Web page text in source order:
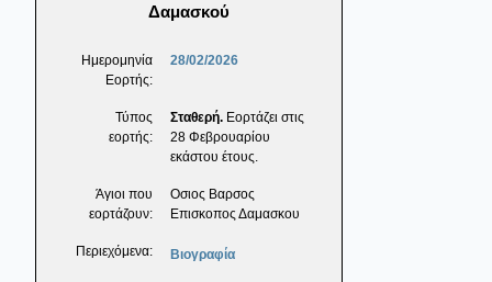
Δαμασκού
Ημερομηνία
Εορτής:
28/02/2026
Τύπος
εορτής:
Σταθερή. Εορτάζει στις
28 Φεβρουαρίου
εκάστου έτους.
Άγιοι που
εορτάζουν:
Οσιος Βαρσος
Επισκοπος Δαμασκου
Περιεχόμενα: Βιογραφία